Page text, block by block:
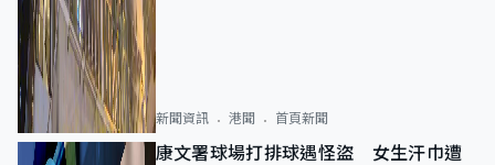
新聞資訊 港聞 首頁新聞
康文署球場打排球遇怪盜 女生汗巾遭